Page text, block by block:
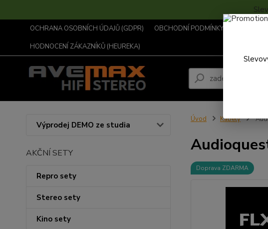
OCHRANA OSOBNÍCH ÚDAJŮ (GDPR) OBCHODNÍ PODMÍNKY ...
HODNOCENÍ ZÁKAZNÍKŮ (HEUREKA)
Výprodej DEMO ze studia
AKČNÍ SETY
Repro sety
Stereo sety
Kino sety
Úvod Kabely
Doprava ZDARMA